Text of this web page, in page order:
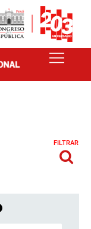
FILTRAR